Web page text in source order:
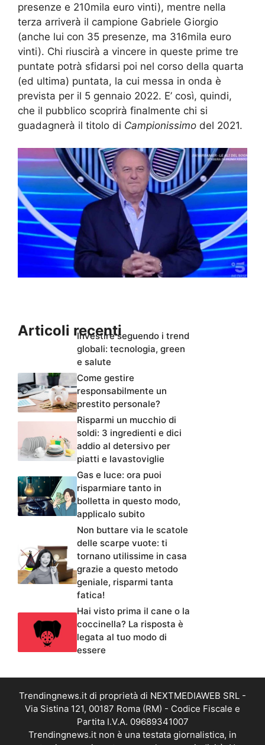
presenze e 210mila euro vinti), mentre nella
terza arriverà il campione Gabriele Giorgio
(anche lui con 35 presenze, ma 316mila euro
vinti). Chi riuscirà a vincere in queste prime tre
puntate potrà sfidarsi poi nel corso della quarta
(ed ultima) puntata, la cui messa in onda è
prevista per il 5 gennaio 2022. E’ così, quindi,
che il pubblico scoprirà finalmente chi si
guadagnerà il titolo di Campionissimo del 2021.
Articoli recentiInvestire seguendo i trend
globali: tecnologia, green
e salute
Come gestire
responsabilmente un
prestito personale?
Risparmi un mucchio di
soldi: 3 ingredienti e dici
addio al detersivo per
piatti e lavastoviglie
Gas e luce: ora puoi
risparmiare tanto in
bolletta in questo modo,
applicalo subito
Non buttare via le scatole
delle scarpe vuote: ti
tornano utilissime in casa
grazie a questo metodo
geniale, risparmi tanta
fatica!
Hai visto prima il cane o la
coccinella? La risposta è
legata al tuo modo di
essere
Trendingnews.it di proprietà di NEXTMEDIAWEB SRL -
Via Sistina 121, 00187 Roma (RM) - Codice Fiscale e
Partita I.V.A. 09689341007
Trendingnews.it non è una testata giornalistica, in